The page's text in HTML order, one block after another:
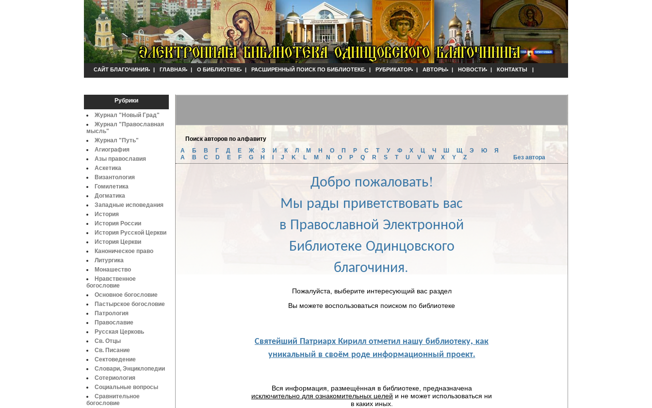
САЙТ БЛАГОЧИНИЯ | ГЛАВНАЯ | О БИБЛИОТЕКЕ | РАСШИРЕННЫЙ ПОИСК ПО БИБЛИОТЕКЕ | РУБРИКАТОР | АВТОРЫ | НОВОСТИ | КОНТАКТЫ |
Рубрики
Журнал "Новый Град"
Журнал "Православная
мысль"
Журнал "Путь"
Агиография
Азы православия
Аскетика
Византология
Гомилетика
Догматика
Западные исповедания
История
История России
История Русской Церкви
История Церкви
Каноническое право
Литургика
Монашество
Нравственное
богословие
Основное богословие
Пастырское богословие
Патрология
Православие
Русская Церковь
Св. Отцы
Св. Писание
Сектоведение
Словари, Энциклопедии
Сотериология
Социальные вопросы
Сравнительное
богословие
Поиск авторов по алфавиту
А
Б B Г Д Е Ж З И К Л М Н О П Р С Т У Ф Х Ц Ч Ш Щ Э Ю
Я
A
B C D E F G H J K L M N O P Q R S T U V W X Y Z Без автора
Добро пожаловать!
Мы рады приветствовать вас
в Православной Электронной
Библиотеке Одинцовского
благочиния.
Пожалуйста, выберите интересующий вас раздел
Вы можете воспользоваться поиском по библиотеке
Святейший Патриарх Кирилл отметил нашу библиотеку, как
уникальный в своём роде информационный проект.
Вся информация, размещённая в библиотеке, предназначена
исключительно для ознакомительных целей и не может использоваться ни
в каких иных.